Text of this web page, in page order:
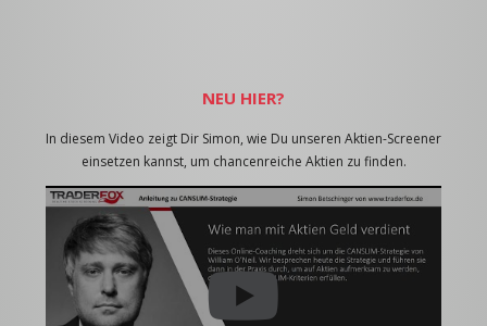
NEU HIER?
In diesem Video zeigt Dir Simon, wie Du unseren Aktien-Screener
einsetzen kannst, um chancenreiche Aktien zu finden.